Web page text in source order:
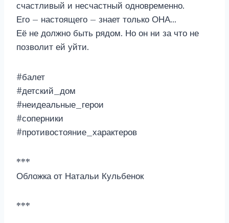
счастливый и несчастный одновременно.
Его – настоящего – знает только ОНА…
Её не должно быть рядом. Но он ни за что не
позволит ей уйти.
#балет
#детский_дом
#неидеальные_герои
#соперники
#противостояние_характеров
***
Обложка от Натальи Кульбенок
***